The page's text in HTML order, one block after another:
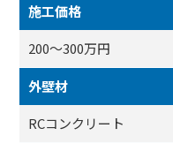
施工価格
200～300万円
外壁材
RCコンクリート